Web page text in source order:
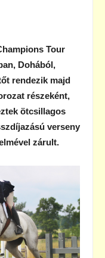
Tour
Dohából,
rendezik majd
részeként,
ötcsillagos
verseny
zárult.